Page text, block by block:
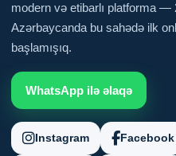
modern və etibarlı platforma —
Azərbaycanda bu sahədə ilk
başlamışıq.
WhatsApp ilə əlaqə
Instagram Facebook